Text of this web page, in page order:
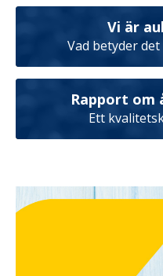
Vi är
Vad betyder
Rapport om
Ett